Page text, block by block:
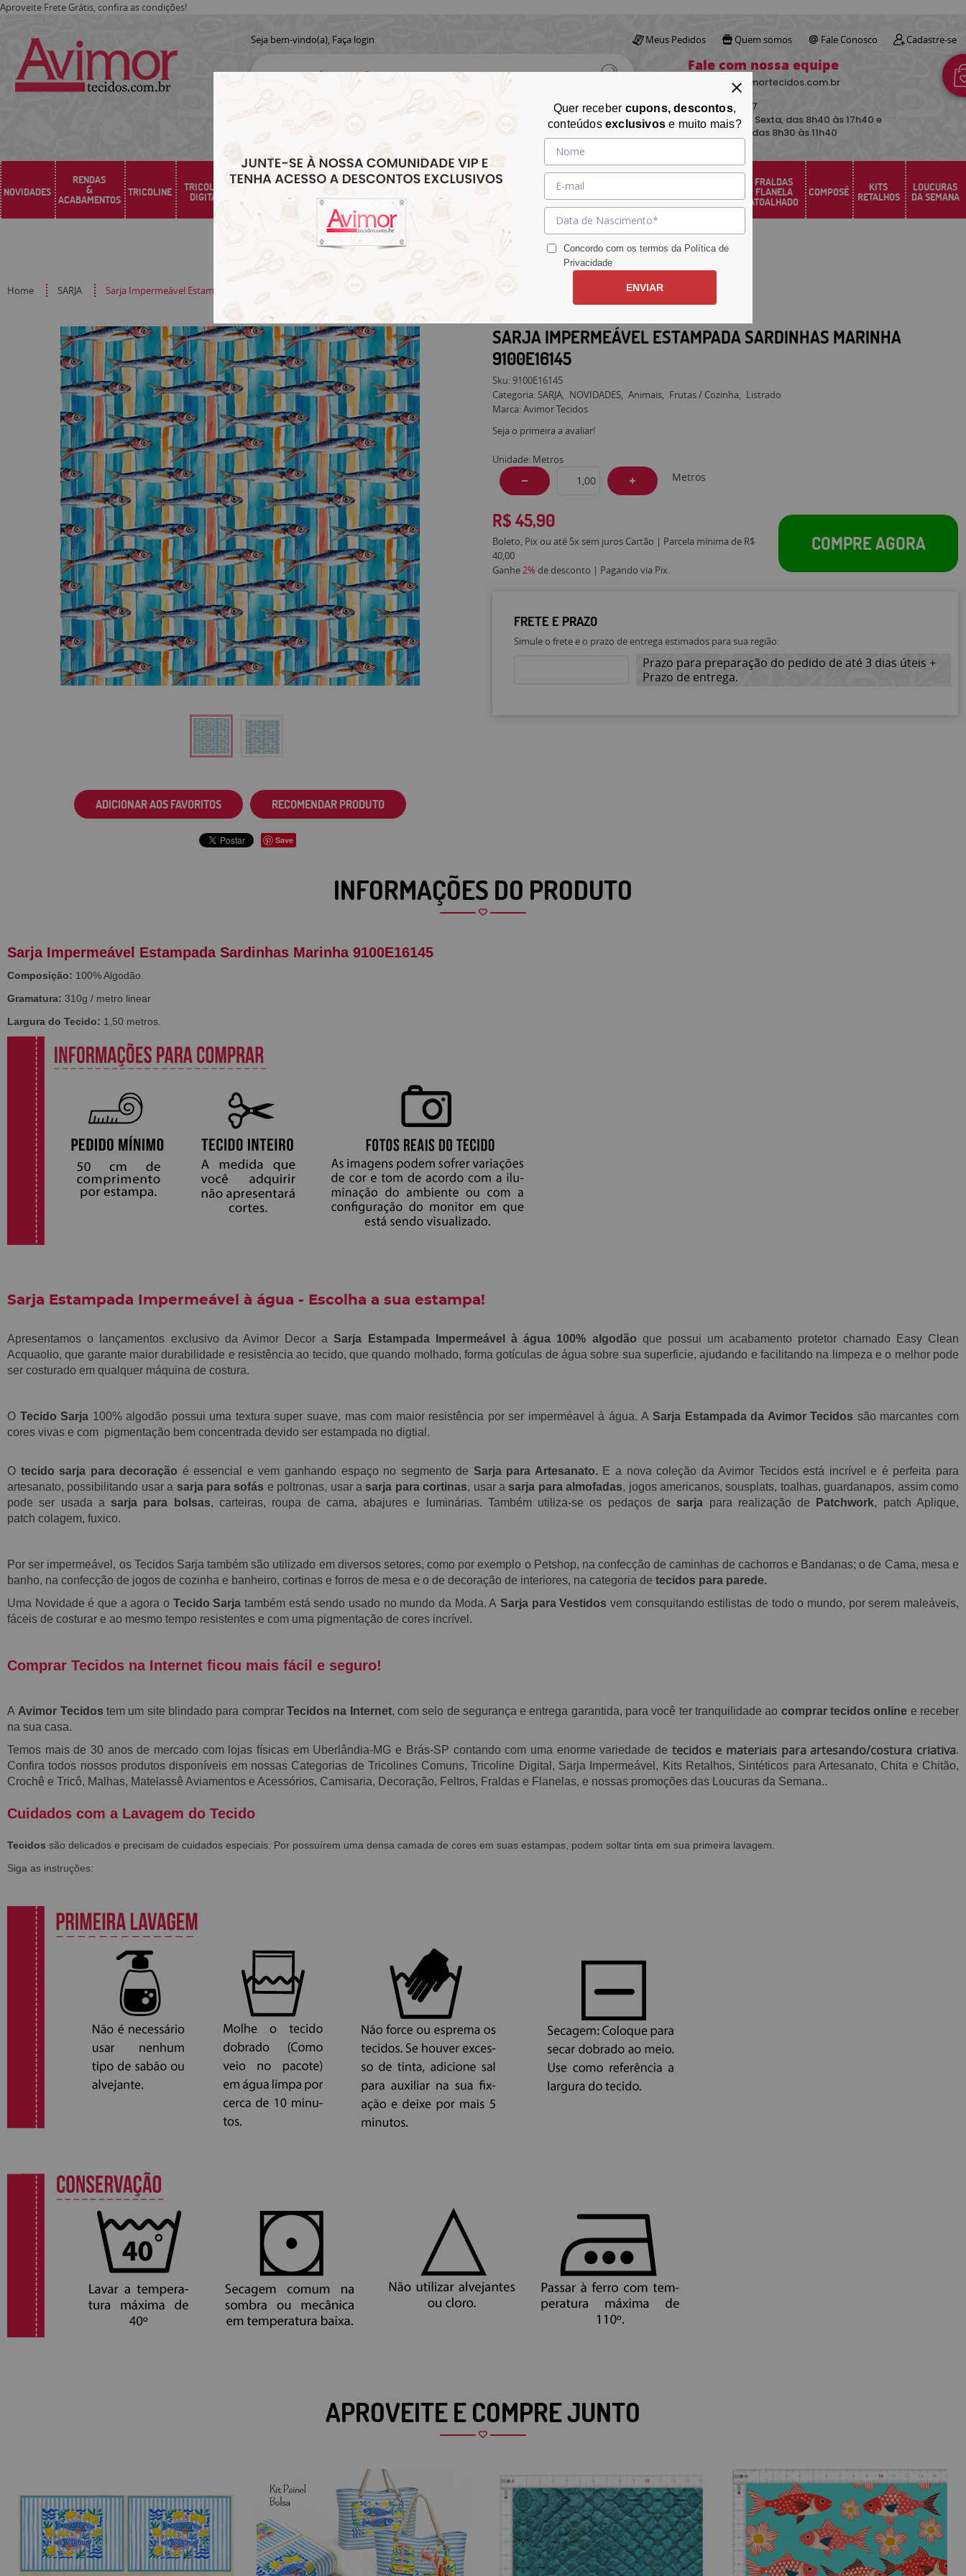
Aproveite Frete Grátis, confira as condições!
Seja bem-vindo(a), Faça login Meus Pedidos Quem somos Fale Conosco Cadastre-se
Fale com nossa equipe
contato@avimortecidos.com.br
(34)3219-5157
De Segunda a Sexta, das 8h40 às 17h40 e
aos sábados das 8h30 às 11h40
NOVIDADES
RENDAS
&
ACABAMENTOS
TRICOLINE TRICOLINE
DIGITAL
CHITA
CHITÃO
CROCHÊ
TRICÔ
TECIDOS E
MALHAS MATELASSÊ
AVIAMENTOS
ACESSÓRIOS DECORAÇÃO SANTA FÉ
FRALDAS
FLANELA
ATOALHADO
COMPOSÊ KITS
RETALHOS
LOUCURAS
DA SEMANA
Home SARJA Sarja Impermeável Estampada Sardinhas Marinha 9100E16145
ADICIONAR AOS FAVORITOS RECOMENDAR PRODUTO
Save
SARJA IMPERMEÁVEL ESTAMPADA SARDINHAS MARINHA
9100E16145
Sku:9100E16145
Categoria: SARJA NOVIDADES Animais Frutas / Cozinha
Listrado
Marca:Avimor Tecidos
Seja o primeira a avaliar!
Unidade: Metros
Metros
R$ 45,90
Boleto, Pix ou até 5x sem juros Cartão | Parcela mínima de R$
40,00
Ganhe2% de desconto | Pagando via Pix.
COMPRE AGORA
FRETE E PRAZO
Simule o frete e o prazo de entrega estimados para sua região:
Prazo para preparação do pedido de até 3 dias úteis +
Prazo de entrega.
INFORMAÇÕES DO PRODUTO
Sarja Impermeável Estampada Sardinhas Marinha 9100E16145
Composição: 100% Algodão.
Gramatura: 310g / metro linear
Largura do Tecido: 1,50 metros.
Sarja Estampada Impermeável à água - Escolha a sua estampa!
Apresentamos o lançamentos exclusivo da Avimor Decor aSarja Estampada Impermeável à água 100% algodão que possui um acabamento protetor chamado Easy C lean
Acquaolio,que garante maior durabilidade e resistência ao tecido, que quando molhado,forma gotículas de água sobre sua superficie, ajudando e facilitando na limpeza e o melhor pode
ser costurado em qualquer máquina de costura.
O Tecido Sarja 100% algodão possui uma textura super suave, mascom maior resistência por ser imperméavel à água. ASarja Estampada da Avimor Tecidos são marcantes com
cores vivas e com pigmentação bem concentrada devido ser estampada no digtial.
O tecido sarja para decoração é essencial e vem ganhando espaço no segmento de Sarja para Artesanato.E a nova coleção da Avimor Tecidos está incrível e é perfeita para
artesanato, possibilitando usar a sarja para sofás e poltronas, usar a sarja para cortinas, usar a sarja para almofadas, jogos americanos, sousplats, toalhas, guardanapos, assim como
pode ser usada a sarja para bolsas, carteiras, roupa de cama, abajures e luminárias. Também utiliza-se os pedaços de sarja para realização de Patchwork, patch Aplique,
patch colagem, fuxico.
Por ser impermeável, os Tecidos Sarja também são utilizado em diversos setores, como por exemplo o Petshop, na confecção de caminhas de cachorros e Bandanas; o de Cama, mesa e
banho, na confecção de jogos de cozinha e banheiro, cortinas e forros de mesa e o de decoração de interiores, na categoria de tecidos para parede.
Uma Novidade é que a agora o Tecido Sarja também está sendo usado no mundo da Moda. ASarja para Vestidos vem consquitando estilistas de todo o mundo, por serem maleáveis,
fáceis de costurar e ao mesmo tempo resistentes e com uma pigmentação de cores incrível.
Comprar Tecidos na Internet ficou mais fácil e seguro!
A Avimor Tecidos tem um site blindado para comprar Tecidos na Internet, com selo de segurança e entrega garantida, para você ter tranquilidade ao comprar tecidos online e receber
na sua casa.
Temos mais de 30 anos de mercado com lojas físicas em Uberlândia-MG e Brás-SP contando com uma enorme variedade de tecidos e materiais para artesando/costura criativa.
Confira todos nossos produtos disponíveis em nossas Categorias de Tricolines Comuns, Tricoline Digital, Sarja Impermeável, Kits Retalhos, Sintéticos para Artesanato, Chita e Chitão,
Crochê e Tricô, Malhas, Matelassê Aviamentos e Acessórios, Camisaria, Decoração, Feltros, Fraldas e Flanelas, e nossas promoções das Loucuras da Semana..
Cuidados com a Lavagem do Tecido
Tecidos são delicados e precisam de cuidados especiais. Por possuírem uma densa camada de cores em suas estampas, podem soltar tinta em sua primeira lavagem.
Siga as instruções:
APROVEITE E COMPRE JUNTO
Quer receber cupons, descontos,
conteúdosexclusivose muito mais?
Concordo com os termos da Política de
Privacidade
ENVIAR